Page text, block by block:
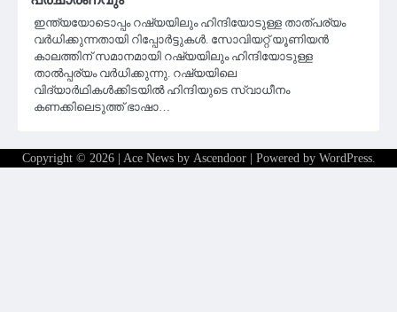
ഇന്ത്യയോടൊപ്പം റഷ്യയിലും ഹിന്ദിയോടുള്ള താത്പര്യം
വര്‍ധിക്കുന്നതായി റിപ്പോര്‍ട്ടുകള്‍. സോവിയറ്റ് യൂണിയൻ
കാലത്തിന് സമാനമായി റഷ്യയിലും ഹിന്ദിയോടുള്ള
താൽപ്പര്യം വർധിക്കുന്നു. റഷ്യയിലെ
വിദ്യാര്‍ഥികള്‍ക്കിടയില്‍ ഹിന്ദിയുടെ സ്വാധീനം
കണക്കിലെടുത്ത് ഭാഷാ…
Copyright © 2026 | Ace News by Ascendoor| Powered by WordPress.